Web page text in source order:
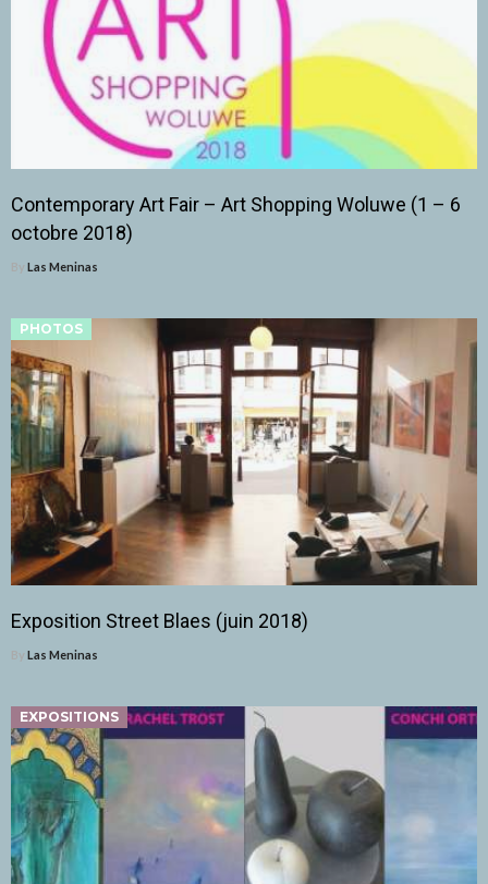
Contemporary Art Fair – Art Shopping Woluwe (1 – 6
octobre 2018)
By Las Meninas
PHOTOS
Exposition Street Blaes (juin 2018)
By Las Meninas
EXPOSITIONS